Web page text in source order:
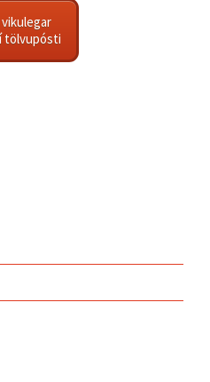
vikulegar
tölvupósti